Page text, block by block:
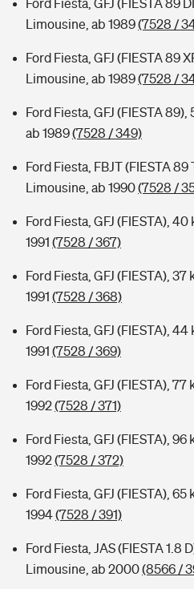
Ford Fiesta, GFJ (FIESTA 89
Limousine, ab 1989(7528 /
Ford Fiesta, GFJ (FIESTA 89
Limousine, ab 1989(7528 /
Ford Fiesta, GFJ (FIESTA
ab 1989(7528 / 349)
Ford Fiesta, FBJT (FIESTA 89
Limousine, ab 1990(7528 /
Ford Fiesta, GFJ (FIESTA),
1991 (7528 / 367)
Ford Fiesta, GFJ (FIESTA),
1991 (7528 / 368)
Ford Fiesta, GFJ (FIESTA),
1991 (7528 / 369)
Ford Fiesta, GFJ (FIESTA),
1992(7528 / 371)
Ford Fiesta, GFJ (FIESTA),
1992(7528 / 372)
Ford Fiesta, GFJ (FIESTA),
1994(7528 / 391)
Ford Fiesta, JAS (FIESTA 1.8
Limousine, ab 2000(8566 /